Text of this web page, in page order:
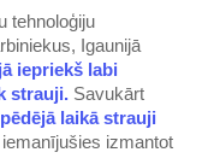
tehnoloģiju
Igaunijā
iepriekš labi
strauji.​ Savukārt
laikā strauji
izmantot